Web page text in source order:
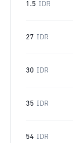
1.5 IDR
27 IDR
30 IDR
35 IDR
54 IDR